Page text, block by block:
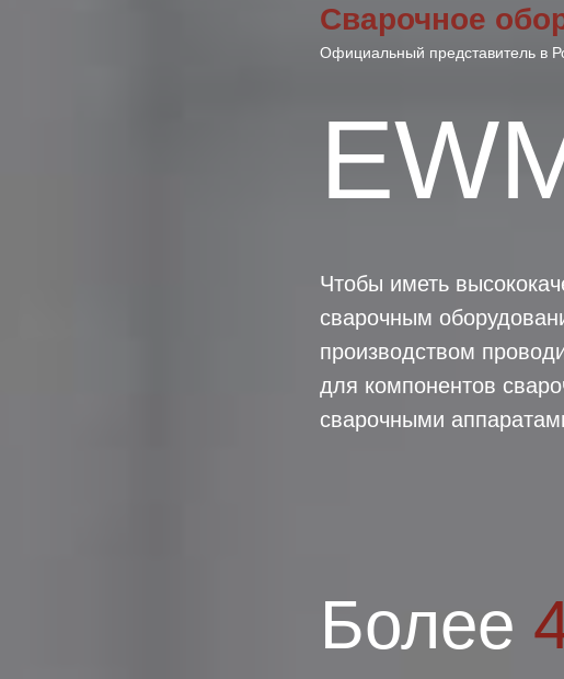
Сварочное
Официальный представитель в
Чтобы иметь
сварочным
производством
для компонентов
сварочными
Более